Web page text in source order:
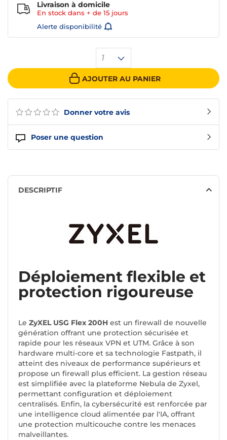
Donner votre avis
Poser une question
1
AJOUTER AU PANIER
Livraison à domicile
En stock dans + de 15 jours
Alerte disponibilité
DESCRIPTIF
Déploiement flexible et
protection rigoureuse
Le ZyXEL USG Flex 200H est un firewall de nouvelle
génération offrant une protection sécurisée et
rapide pour les réseaux VPN et UTM. Grâce à son
hardware multi-core et sa technologie Fastpath, il
atteint des niveaux de performance supérieurs et
propose un firewall plus efficient. La gestion réseau
est simplifiée avec la plateforme Nebula de Zyxel,
permettant configuration et déploiement
centralisés. Enfin, la cybersécurité est renforcée par
une intelligence cloud alimentée par l'IA, offrant
une protection multicouche contre les menaces
malveillantes.